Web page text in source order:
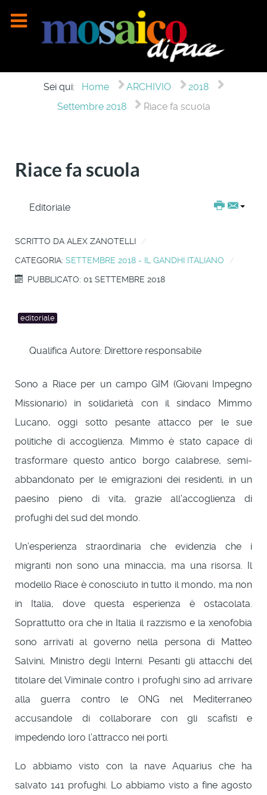
Sei qui: Home ARCHIVIO
2018
Settembre 2018
Riace fa scuola
Riace fa scuola
Editoriale
SCRITTO DA ALEX ZANOTELLI
CATEGORIA: SETTEMBRE 2018 - IL GANDHI ITALIANO
PUBBLICATO: 01 SETTEMBRE 2018
editoriale
Qualifica Autore: Direttore responsabile
Sono a Riace per un campo GIM (Giovani Impegno
Missionario) in solidarietà con il sindaco Mimmo
Lucano, oggi sotto pesante attacco per le sue
politiche di accoglienza. Mimmo è stato capace di
trasformare questo antico borgo calabrese, semi-
abbandonato per le emigrazioni dei residenti, in un
paesino pieno di vita, grazie all'accoglienza di
profughi del sud del mondo.
Un’esperienza straordinaria che evidenzia che i
migranti non sono una minaccia, ma una risorsa. Il
modello Riace è conosciuto in tutto il mondo, ma non
in Italia, dove questa esperienza è ostacolata.
Soprattutto ora che in Italia il razzismo e la xenofobia
sono arrivati al governo nella persona di Matteo
Salvini, Ministro degli Interni. Pesanti gli attacchi del
titolare del Viminale contro i profughi sino ad arrivare
alla guerra contro le ONG nel Mediterraneo
accusandole di collaborare con gli scafisti e
impedendo loro l’attracco nei porti.
Lo abbiamo visto con la nave Aquarius che ha
salvato 141 profughi. Lo abbiamo visto a fine agosto